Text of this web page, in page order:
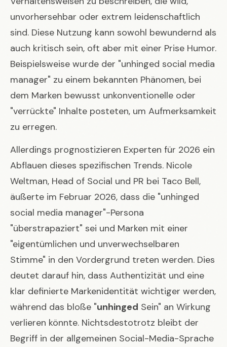
unvorhersehbar oder extrem leidenschaftlich
sind. Diese Nutzung kann sowohl bewundernd als
auch kritisch sein, oft aber mit einer Prise Humor.
Beispielsweise wurde der "unhinged social media
manager" zu einem bekannten Phänomen, bei
dem Marken bewusst unkonventionelle oder
"verrückte" Inhalte posteten, um Aufmerksamkeit
zu erregen.
Allerdings prognostizieren Experten für 2026 ein
Abflauen dieses spezifischen Trends. Nicole
Weltman, Head of Social und PR bei Taco Bell,
äußerte im Februar 2026, dass die "unhinged
social media manager"-Persona
"überstrapaziert" sei und Marken mit einer
"eigentümlichen und unverwechselbaren
Stimme" in den Vordergrund treten werden. Dies
deutet darauf hin, dass Authentizität und eine
klar definierte Markenidentität wichtiger werden,
während das bloße "unhinged Sein" an Wirkung
verlieren könnte. Nichtsdestotrotz bleibt der
Begriff in der allgemeinen Social-Media-Sprache